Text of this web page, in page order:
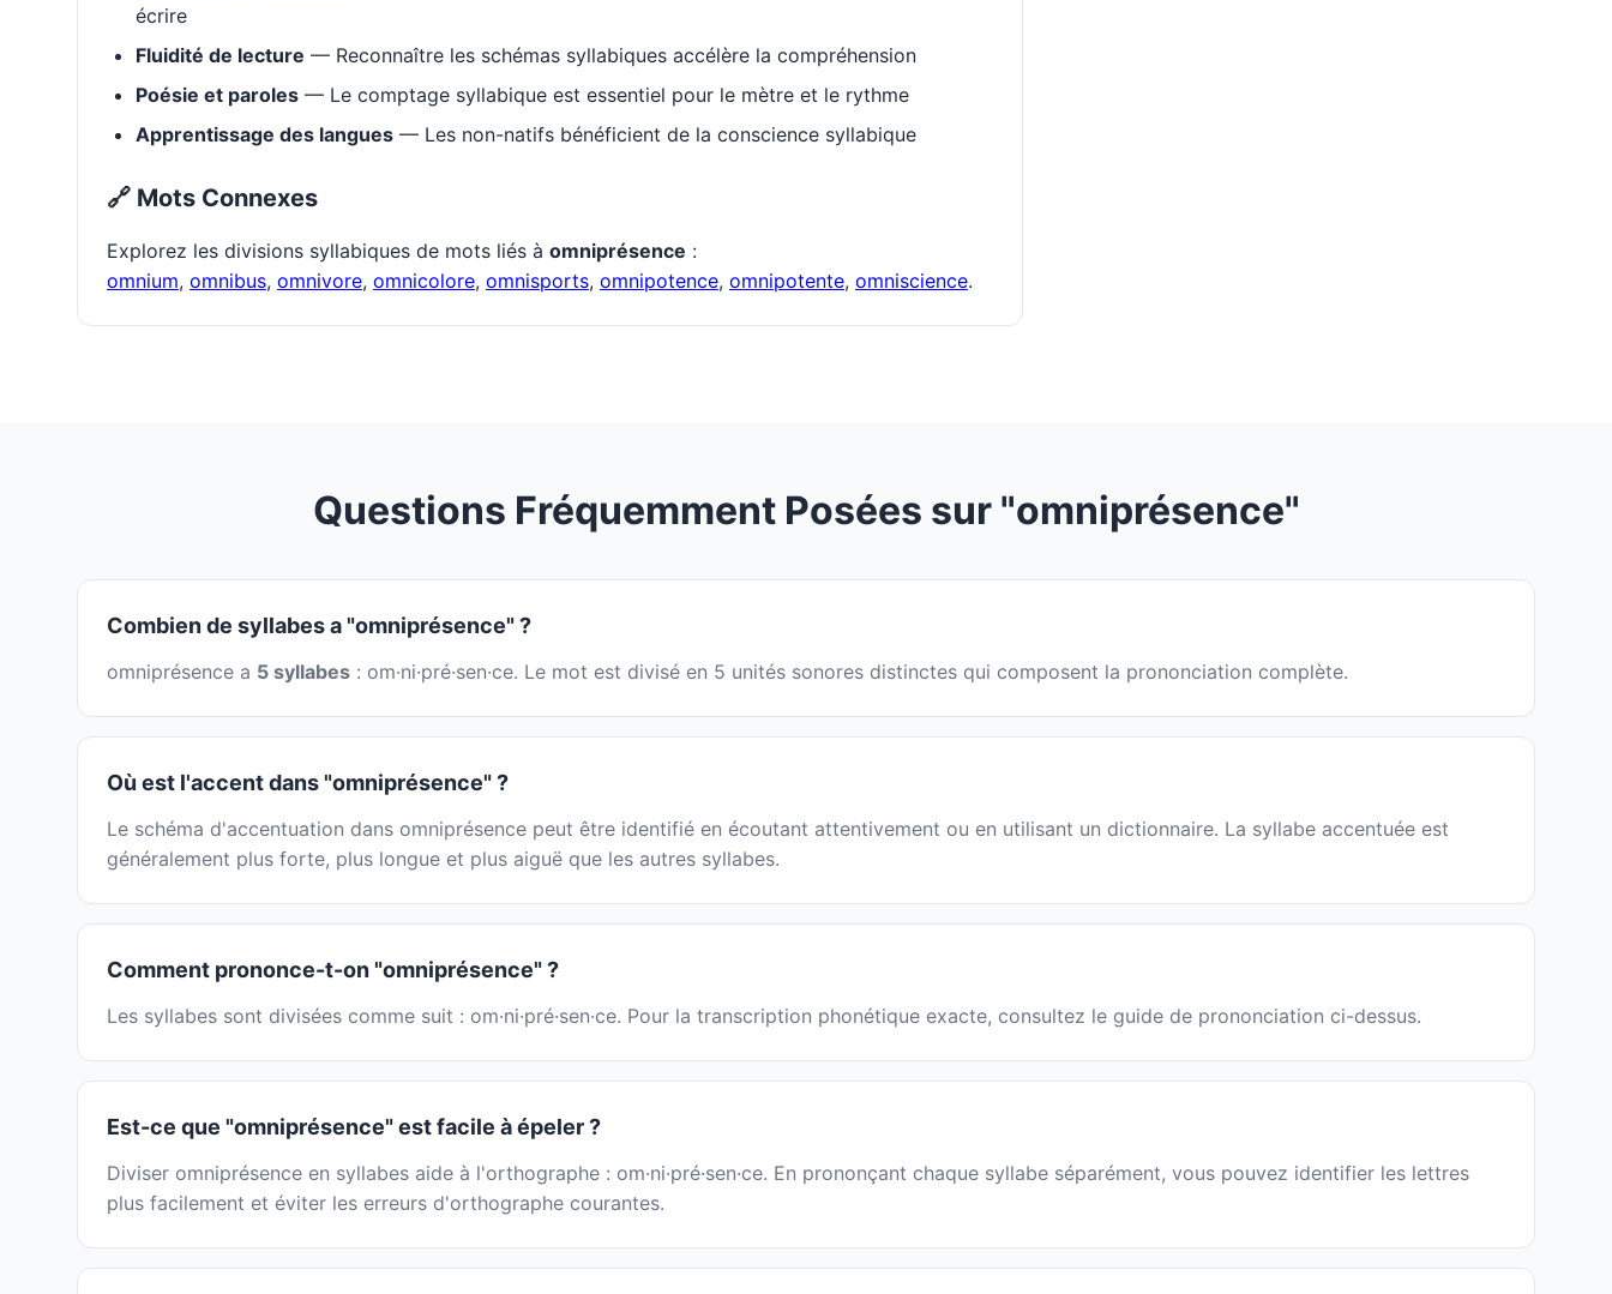
écrire
Fluidité de lecture — Reconnaître les schémas syllabiques accélère la compréhension
Poésie et paroles — Le comptage syllabique est essentiel pour le mètre et le rythme
Apprentissage des langues — Les non-natifs bénéficient de la conscience syllabique
🔗 Mots Connexes
Explorez les divisions syllabiques de mots liés à omniprésence :
omnium, omnibus, omnivore, omnicolore, omnisports, omnipotence, omnipotente, omniscience.
Questions Fréquemment Posées sur "omniprésence"
Combien de syllabes a "omniprésence" ?
omniprésence a 5 syllabes : om·ni·pré·sen·ce. Le mot est divisé en 5 unités sonores distinctes qui composent la prononciation complète.
Où est l'accent dans "omniprésence" ?
Le schéma d'accentuation dans omniprésence peut être identifié en écoutant attentivement ou en utilisant un dictionnaire. La syllabe accentuée est
généralement plus forte, plus longue et plus aiguë que les autres syllabes.
Comment prononce-t-on "omniprésence" ?
Les syllabes sont divisées comme suit : om·ni·pré·sen·ce. Pour la transcription phonétique exacte, consultez le guide de prononciation ci-dessus.
Est-ce que "omniprésence" est facile à épeler ?
Diviser omniprésence en syllabes aide à l'orthographe : om·ni·pré·sen·ce. En prononçant chaque syllabe séparément, vous pouvez identifier les lettres
plus facilement et éviter les erreurs d'orthographe courantes.